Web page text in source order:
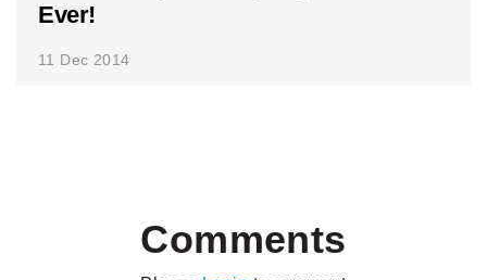
Ever!
11 Dec 2014
Comments